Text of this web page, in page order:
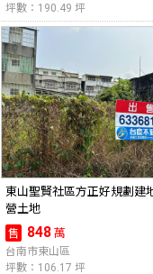
坪數：190.49 坪
東山聖賢社區方正好規劃建
營土地
售 848 萬
台南市東山區
坪數：106.17 坪